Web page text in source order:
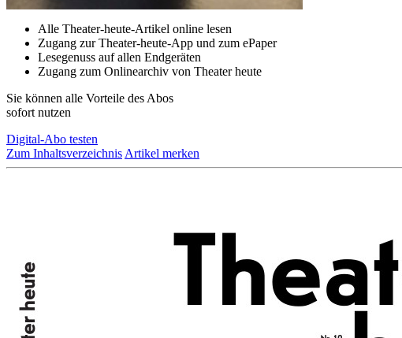
Alle Theater-heute-Artikel online lesen
Zugang zur Theater-heute-App und zum ePaper
Lesegenuss auf allen Endgeräten
Zugang zum Onlinearchiv von Theater heute
Sie können alle Vorteile des Abos
sofort nutzen
Digital-Abo testen
Zum Inhaltsverzeichnis Artikel merken